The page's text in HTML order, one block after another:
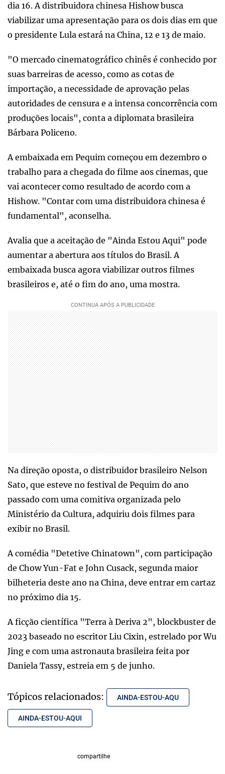
dia 16. A distribuidora chinesa Hishow busca
viabilizar uma apresentação para os dois dias em que
o presidente Lula estará na China, 12 e 13 de maio.
"O mercado cinematográfico chinês é conhecido por
suas barreiras de acesso, como as cotas de
importação, a necessidade de aprovação pelas
autoridades de censura e a intensa concorrência com
produções locais", conta a diplomata brasileira
Bárbara Policeno.
A embaixada em Pequim começou em dezembro o
trabalho para a chegada do filme aos cinemas, que
vai acontecer como resultado de acordo com a
Hishow. "Contar com uma distribuidora chinesa é
fundamental", aconselha.
Avalia que a aceitação de "Ainda Estou Aqui" pode
aumentar a abertura aos títulos do Brasil. A
embaixada busca agora viabilizar outros filmes
brasileiros e, até o fim do ano, uma mostra.
Na direção oposta, o distribuidor brasileiro Nelson
Sato, que esteve no festival de Pequim do ano
passado com uma comitiva organizada pelo
Ministério da Cultura, adquiriu dois filmes para
exibir no Brasil.
A comédia "Detetive Chinatown", com participação
de Chow Yun-Fat e John Cusack, segunda maior
bilheteria deste ano na China, deve entrar em cartaz
no próximo dia 15.
A ficção científica "Terra à Deriva 2", blockbuster de
2023 baseado no escritor Liu Cixin, estrelado por Wu
Jing e com uma astronauta brasileira feita por
Daniela Tassy, estreia em 5 de junho.
Tópicos relacionados: AINDA-ESTOU-AQU
AINDA-ESTOU-AQUI
compartilhe